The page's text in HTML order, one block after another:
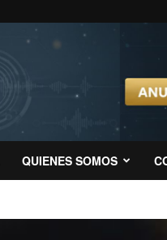
QUIENES SOMOS